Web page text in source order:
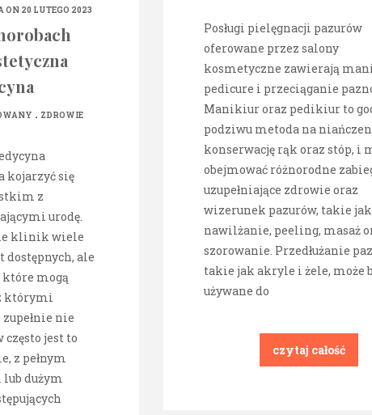
ON 20 LUTEGO 2023
. ZDROWIE
kojarzyć się
z
urodę.
klinik wiele
dostępnych, ale
które mogą
którymi
nie
często jest to
z pełnym
dużym
Posługi pielęgnacji pazurów
oferowane przez salony
kosmetyczne zawierają
pedicure i przeciąganie
Manikiur oraz pedikiur to
podziwu metoda na
konserwację rąk oraz stóp, i
obejmować różnorodne
uzupełniające zdrowie oraz
wizerunek pazurów, takie jak
nawilżanie, peeling, masaż
szorowanie. Przedłużanie
takie jak akryle i żele, może
używane do
czytaj całość